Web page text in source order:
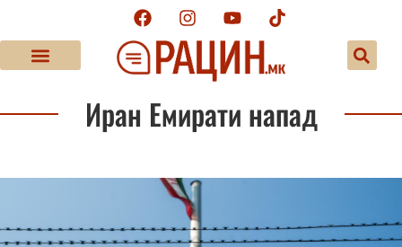
Иран Емирати напад